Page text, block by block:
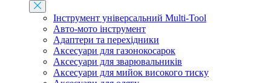
Інструмент універсальний Multi-Tool
Авто-мото інструмент
Адаптери та перехідники
Аксесуари для газонокосарок
Аксесуари для зварювальників
Аксесуари для мийок високого тиску